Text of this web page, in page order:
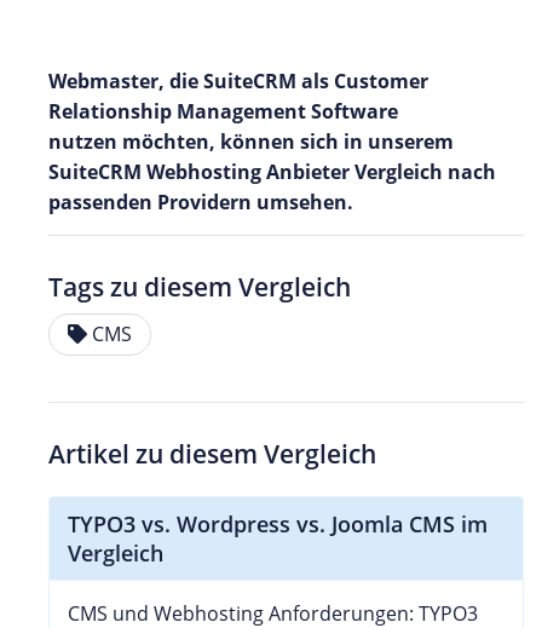
Webmaster, die SuiteCRM als Customer
Relationship Management Software
nutzen möchten, können sich in unserem
SuiteCRM Webhosting Anbieter Vergleich nach
passenden Providern umsehen.
Tags zu diesem Vergleich
CMS
Artikel zu diesem Vergleich
TYPO3 vs. Wordpress vs. Joomla CMS im
Vergleich
CMS und Webhosting Anforderungen: TYPO3